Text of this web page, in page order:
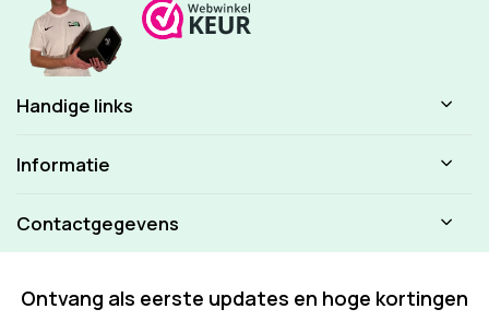
Handige links
Informatie
Contactgegevens
Ontvang als eerste updates en hoge kortingen